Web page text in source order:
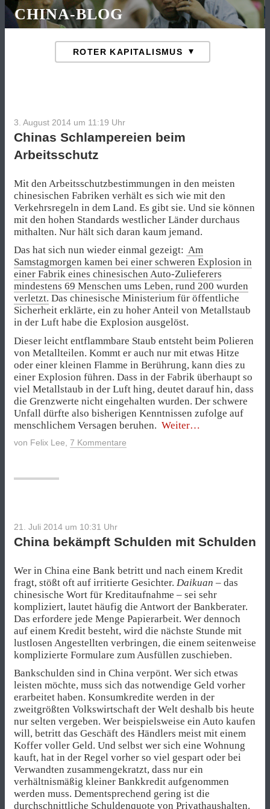
CHINA-BLOG
3. August 2014 um 11:19 Uhr
Chinas Schlampereien beim
Arbeitsschutz
Mit den Arbeitsschutzbestimmungen in den meisten
chinesischen Fabriken verhält es sich wie mit den
Verkehrsregeln in dem Land. Es gibt sie. Und sie können
mit den hohen Standards westlicher Länder durchaus
mithalten. Nur hält sich daran kaum jemand.
Das hat sich nun wieder einmal gezeigt: Am
Samstagmorgen kamen bei einer schweren Explosion in
einer Fabrik eines chinesischen Auto-Zulieferers
mindestens 69 Menschen ums Leben, rund 200 wurden
verletzt. Das chinesische Ministerium für öffentliche
Sicherheit erklärte, ein zu hoher Anteil von Metallstaub
in der Luft habe die Explosion ausgelöst.
Dieser leicht entflammbare Staub entsteht beim Polieren
von Metallteilen. Kommt er auch nur mit etwas Hitze
oder einer kleinen Flamme in Berührung, kann dies zu
einer Explosion führen. Dass in der Fabrik überhaupt so
viel Metallstaub in der Luft hing, deutet darauf hin, dass
die Grenzwerte nicht eingehalten wurden. Der schwere
Unfall dürfte also bisherigen Kenntnissen zufolge auf
menschlichem Versagen beruhen. Weiter„Chinas
von Felix Lee 7 Kommentare
21. Juli 2014 um 10:31 Uhr
China bekämpft Schulden mit Schulden
Wer in China eine Bank betritt und nach einem Kredit
fragt, stößt oft auf irritierte Gesichter. Daikuan – das
chinesische Wort für Kreditaufnahme – sei sehr
kompliziert, lautet häufig die Antwort der Bankberater.
Das erfordere jede Menge Papierarbeit. Wer dennoch
auf einem Kredit besteht, wird die nächste Stunde mit
lustlosen Angestellten verbringen, die einem seitenweise
komplizierte Formulare zum Ausfüllen zuschieben.
Bankschulden sind in China verpönt. Wer sich etwas
leisten möchte, muss sich das notwendige Geld vorher
erarbeitet haben. Konsumkredite werden in der
zweitgrößten Volkswirtschaft der Welt deshalb bis heute
nur selten vergeben. Wer beispielsweise ein Auto kaufen
will, betritt das Geschäft des Händlers meist mit einem
Koffer voller Geld. Und selbst wer sich eine Wohnung
kauft, hat in der Regel vorher so viel gespart oder bei
Verwandten zusammengekratzt, dass nur ein
verhältnismäßig kleiner Bankkredit aufgenommen
werden muss. Dementsprechend gering ist die
durchschnittliche Schuldenquote von Privathaushalten.